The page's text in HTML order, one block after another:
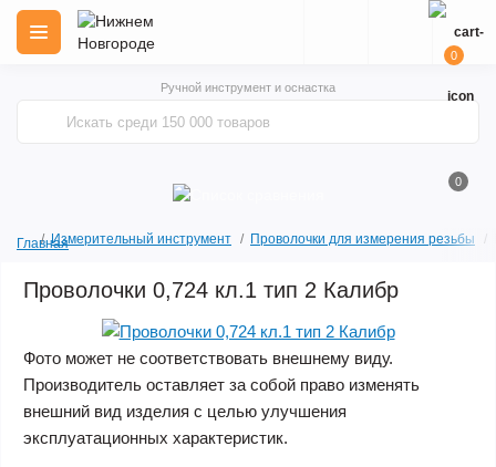
Ручной инструмент и оснастка
0
0
ГлавнаяИзмерительный инструмент Проволочки для измерения резьбы
Проволочки 0,724 кл.1 тип 2 Калибр
Фото может не соответствовать внешнему виду.
Производитель оставляет за собой право изменять
внешний вид изделия с целью улучшения
эксплуатационных характеристик.